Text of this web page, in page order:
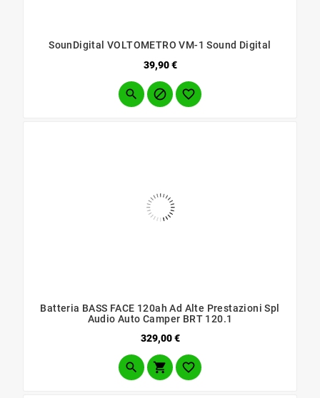
SounDigital VOLTOMETRO VM-1 Sound Digital
39,90 €Prezzo
  
Batteria BASS FACE 120ah Ad Alte Prestazioni Spl
Audio Auto Camper BRT 120.1
329,00 €Prezzo
  